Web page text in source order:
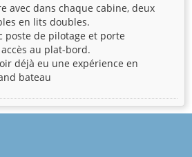
avec dans chaque cabine, deux
en lits doubles.
poste de pilotage et porte
au plat-bord.
déjà eu une expérience en
bateau